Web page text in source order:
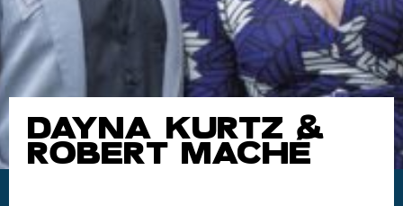
DAYNA KURTZ &
ROBERT MACHÉ